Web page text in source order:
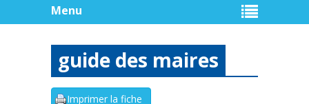
Menu
guide des maires